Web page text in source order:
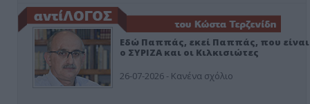
Εδώ Παππάς, εκεί Παππάς, που είναι
ο ΣΥΡΙΖΑ και οι Κιλκισιώτες
26-07-2026 - Κανένα σχόλιο